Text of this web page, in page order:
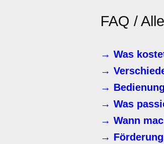
FAQ /
→ Was
→
→
→ Was
→ Wann
→